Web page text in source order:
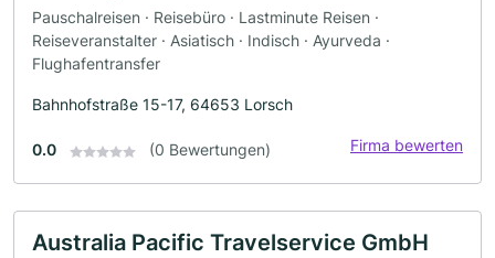
Pauschalreisen · Reisebüro · Lastminute Reisen ·
Reiseveranstalter · Asiatisch · Indisch · Ayurveda ·
Flughafentransfer
Bahnhofstraße 15-17, 64653 Lorsch
0.0 (0 Bewertungen) Firma bewerten
Australia Pacific Travelservice GmbH